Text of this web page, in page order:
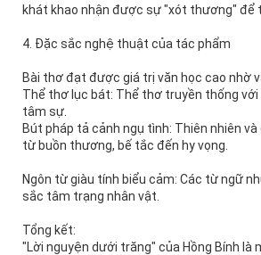
khát khao nhận được sự "xót thương" để
4. Đặc sắc nghệ thuật của tác phẩm
Bài thơ đạt được giá trị văn học cao nhờ
Thể thơ lục bát: Thể thơ truyền thống
tâm sự.
Bút pháp tả cảnh ngụ tình: Thiên nhiên
từ buồn thương, bế tắc đến hy vọng.
Ngôn từ giàu tính biểu cảm: Các từ ngữ
sắc tâm trạng nhân vật.
Tổng kết:
"Lời nguyện dưới trăng" của Hồng Bính